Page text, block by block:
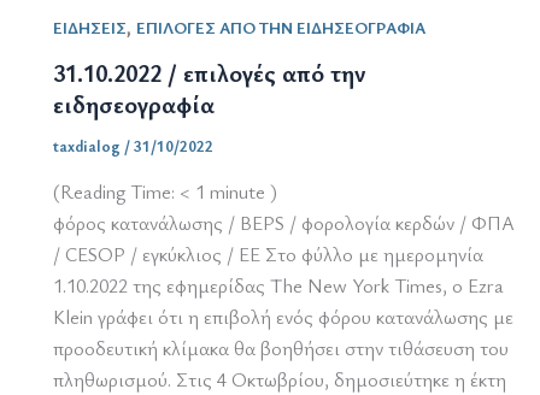
από
την
ειδησεογραφία
ΕΙΔΗΣΕΙΣ, ΕΠΙΛΟΓΕΣ ΑΠΟ ΤΗΝ ΕΙΔΗΣΕΟΓΡΑΦΙΑ
31.10.2022 / επιλογές από την
ειδησεογραφία
taxdialog /31/10/2022
(Reading Time: < 1 minute )
φόρος κατανάλωσης / BEPS / φορολογία κερδών / ΦΠΑ
/ CESOP / εγκύκλιος / ΕΕ Στο φύλλο με ημερομηνία
1.10.2022 της εφημερίδας The New York Times, ο Ezra
Klein γράφει ότι η επιβολή ενός φόρου κατανάλωσης με
προοδευτική κλίμακα θα βοηθήσει στην τιθάσευση του
πληθωρισμού. Στις 4 Οκτωβρίου, δημοσιεύτηκε η έκτη